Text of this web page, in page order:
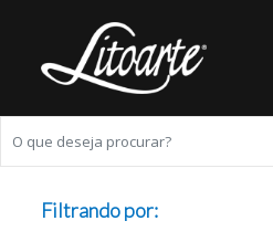
Filtrando por: